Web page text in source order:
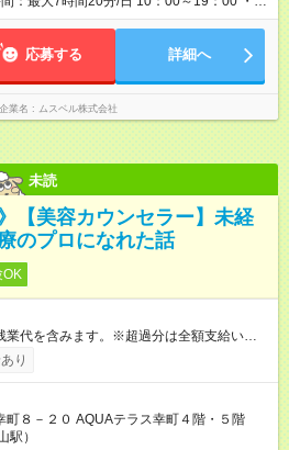
13：00 ・午後休憩時間 15：00～15：
応募する 詳細へ
業名 ムスベル株式会社
未読
【美容カウンセラー】未経
のプロになれた話
OK
業代を含みます。※超過分は全額支給いたし
34,100円／月 みなし残業時間 23時間／月
センティブ（業
録している先輩社員も在籍しています。
間あり 試用期間の長さ：6ヶ月 ※ 雇用形態
と異なる部分があります。 雇用形態：中途
り
町８－２０ AQUAテラス幸町４階・５階
駅）